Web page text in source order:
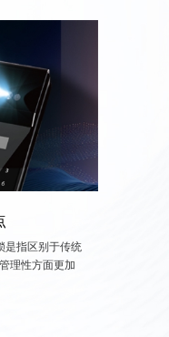
是指区别于传统
理性方面更加
。